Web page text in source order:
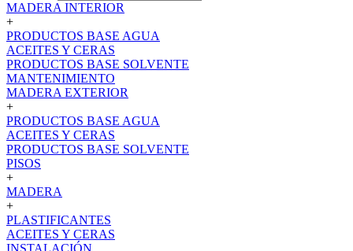
MADERA INTERIOR
+
PRODUCTOS BASE AGUA
ACEITES Y CERAS
PRODUCTOS BASE SOLVENTE
MANTENIMIENTO
MADERA EXTERIOR
+
PRODUCTOS BASE AGUA
ACEITES Y CERAS
PRODUCTOS BASE SOLVENTE
PISOS
+
MADERA
+
PLASTIFICANTES
ACEITES Y CERAS
INSTALACIÓN